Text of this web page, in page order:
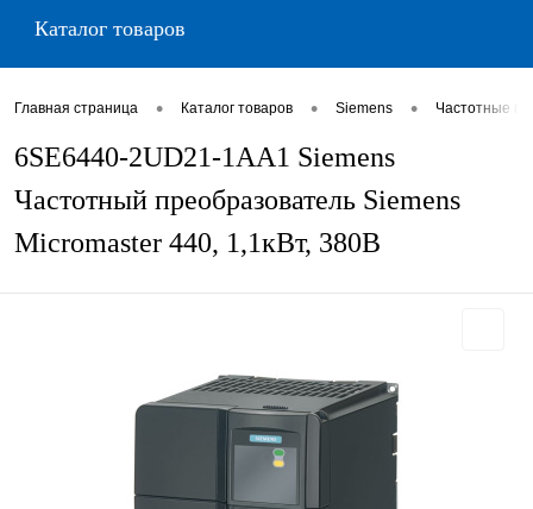
Каталог товаров
Главная страница • Каталог товаров • Siemens • Частотные
6SE6440-2UD21-1AA1 Siemens
Частотный преобразователь Siemens
Micromaster 440, 1,1кВт, 380В